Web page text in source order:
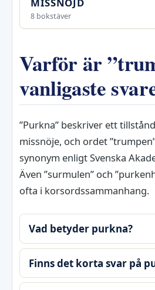
8 bokstäver
Varför är
vanligaste
”Purkna” beskriver ett
missnöje, och ordet
synonym enligt Svenska
Även ”surmulen” och
ofta i korsordssammanhang.
Vad betyder purkna?
Finns det korta svar på